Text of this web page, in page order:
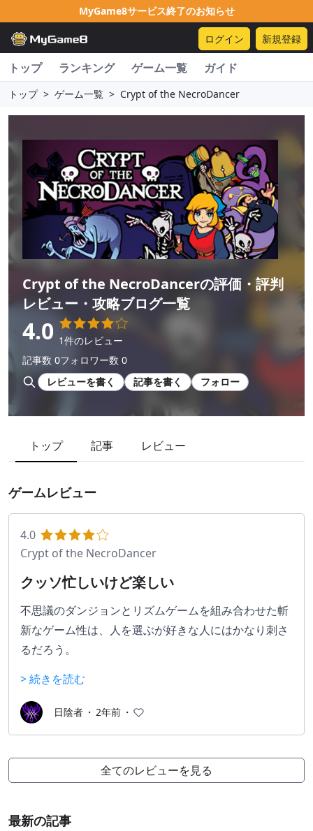
MyGame8サービス終了のお知らせ
ログイン 新規登録
トップ ランキング ゲーム一覧 ガイド
トップ > ゲーム一覧 > Crypt of the NecroDancer
Crypt of the NecroDancerの評価・評判
レビュー・攻略ブログ一覧
4.0 1件のレビュー
記事数 0フォロワー数 0
レビューを書く
記事を書く フォロー
トップ 記事 レビュー
ゲームレビュー
4.0
Crypt of the NecroDancer
クッソ忙しいけど楽しい
不思議のダンジョンとリズムゲームを組み合わせた斬
新なゲーム性は、人を選ぶが好きな人にはかなり刺さ
るだろう。
リズムに合わせて移動などのアクションを行わないと
いけないため、じっくり考える時間は一切ない。最初
は１秒に１行動くらいのリズムだが、後半は１秒で２
敵の体力、行動予測、地形などなど把握すべき情報は
多く、それらを瞬時に読み取り判断する能力が求めら
> 続きを読む
日陰者 ・ 2年前 ・
全てのレビューを見る
最新の記事